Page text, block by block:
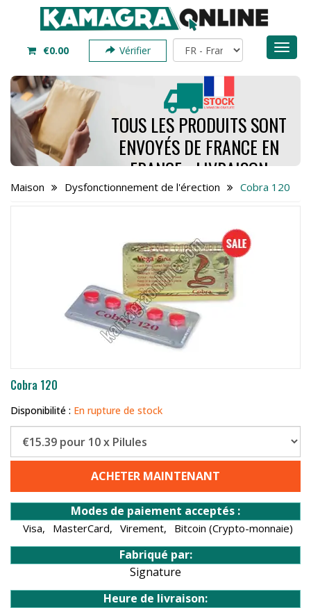
€0.00 Vérifier
TOUS LES PRODUITS SONT
ENVOYÉS DE FRANCE EN
FRANCE - LIVRAISON
PREND SEULEMENT 4 À 7
MAINTENANT
Maison Dysfonctionnement de l'érection Cobra 120
Cobra 120
Disponibilité : En rupture de stock
ACHETER MAINTENANT
Modes de paiement acceptés :
Visa, MasterCard, Virement, Bitcoin (Crypto-monnaie)
Fabriqué par:
Signature
Heure de livraison: